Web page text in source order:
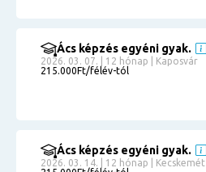
Ács képzés egyéni gyak.
2026. 03. 07. | 12 hónap | Kaposvár
215.000Ft/félév-tól
Ács képzés egyéni gyak.
2026. 03. 14. | 12 hónap | Kecskemét